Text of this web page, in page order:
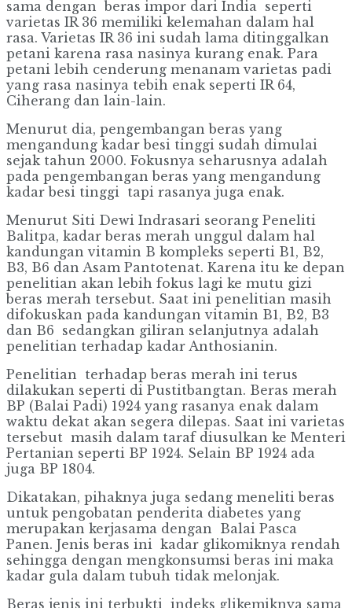
sama dengan beras impor dari India seperti
varietas IR 36 memiliki kelemahan dalam hal
rasa. Varietas IR 36 ini sudah lama ditinggalkan
petani karena rasa nasinya kurang enak. Para
petani lebih cenderung menanam varietas padi
yang rasa nasinya tebih enak seperti IR 64,
Ciherang dan lain-lain.
Menurut dia, pengembangan beras yang
mengandung kadar besi tinggi sudah dimulai
sejak tahun 2000. Fokusnya seharusnya adalah
pada pengembangan beras yang mengandung
kadar besi tinggi tapi rasanya juga enak.
Menurut Siti Dewi Indrasari seorang Peneliti
Balitpa, kadar beras merah unggul dalam hal
kandungan vitamin B kompleks seperti B1, B2,
B3, B6 dan Asam Pantotenat. Karena itu ke depan
penelitian akan lebih fokus lagi ke mutu gizi
beras merah tersebut. Saat ini penelitian masih
difokuskan pada kandungan vitamin B1, B2, B3
dan B6 sedangkan giliran selanjutnya adalah
penelitian terhadap kadar Anthosianin.
Penelitian terhadap beras merah ini terus
dilakukan seperti di Pustitbangtan. Beras merah
BP (Balai Padi) 1924 yang rasanya enak dalam
waktu dekat akan segera dilepas. Saat ini varietas
tersebut masih dalam taraf diusulkan ke Menteri
Pertanian seperti BP 1924. Selain BP 1924 ada
juga BP 1804.
Dikatakan, pihaknya juga sedang meneliti beras
untuk pengobatan penderita diabetes yang
merupakan kerjasama dengan Balai Pasca
Panen. Jenis beras ini kadar glikomiknya rendah
sehingga dengan mengkonsumsi beras ini maka
kadar gula dalam tubuh tidak melonjak.
Beras jenis ini terbukti indeks glikemiknya sama